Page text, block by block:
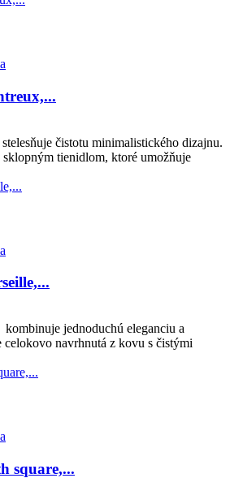
čistotu minimalistického dizajnu.
tienidlom, ktoré umožňuje
jednoduchú eleganciu a
celokovo navrhnutá z kovu s čistými
square,...